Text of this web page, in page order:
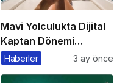
Mavi Yolculukta Dijital
Kaptan Dönemi
Başlıyor
Haberler 3 ay önce